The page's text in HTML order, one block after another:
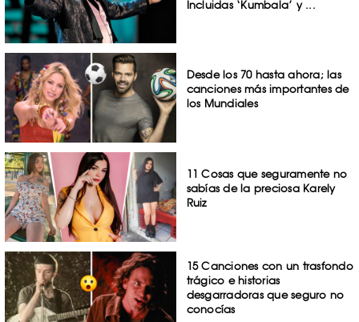
Incluidas ‘Kumbala’ y ...
Desde los 70 hasta ahora; las
canciones más importantes de
los Mundiales
11 Cosas que seguramente no
sabías de la preciosa Karely
Ruiz
15 Canciones con un trasfondo
trágico e historias
desgarradoras que seguro no
conocías